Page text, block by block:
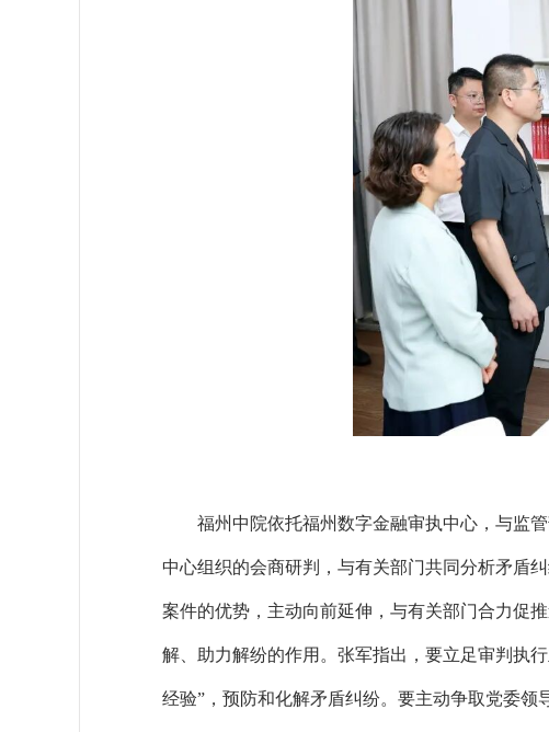
福州中院依托福州数字金融审执中心，与监管
中心组织的会商研判，与有关部门共同分析矛盾
案件的优势，主动向前延伸，与有关部门合力促
解、助力解纷的作用。张军指出，要立足审判执
经验”，预防和化解矛盾纠纷。要主动争取党委领